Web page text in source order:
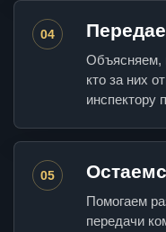
04
Объясняем,
кто за них
инспектору
05
Помогаем
передачи